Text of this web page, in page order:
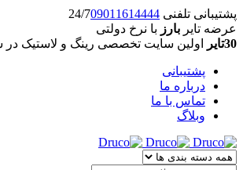
پشتیبانی تلفنی 24/7 09011614444
عرضه تایر بارز با نرخ دولتی
30تایر
اولین سایت تخصصی رینگ و لاستیک
پشتیبانی
درباره ما
تماس با ما
وبلاگ